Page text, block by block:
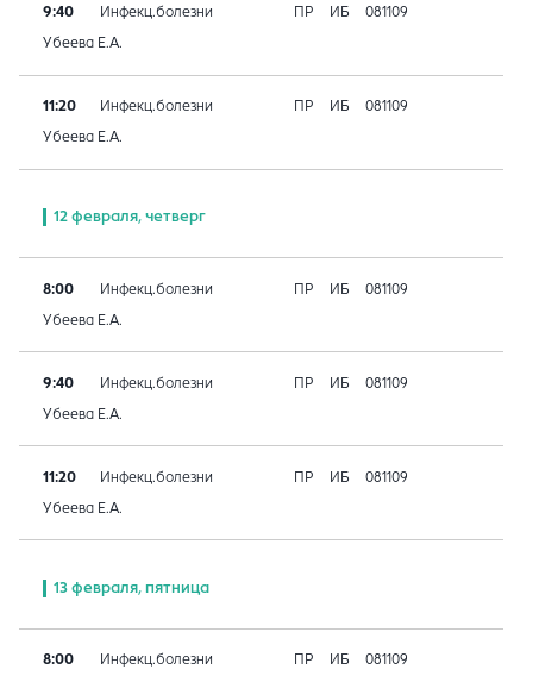
9:40 Инфекц.болезни ПР ИБ 081109
Убеева Е.А.
11:20 Инфекц.болезни ПР ИБ 081109
Убеева Е.А.
12 февраля, четверг
8:00 Инфекц.болезни ПР ИБ 081109
Убеева Е.А.
9:40 Инфекц.болезни ПР ИБ 081109
Убеева Е.А.
11:20 Инфекц.болезни ПР ИБ 081109
Убеева Е.А.
13 февраля, пятница
8:00 Инфекц.болезни ПР ИБ 081109